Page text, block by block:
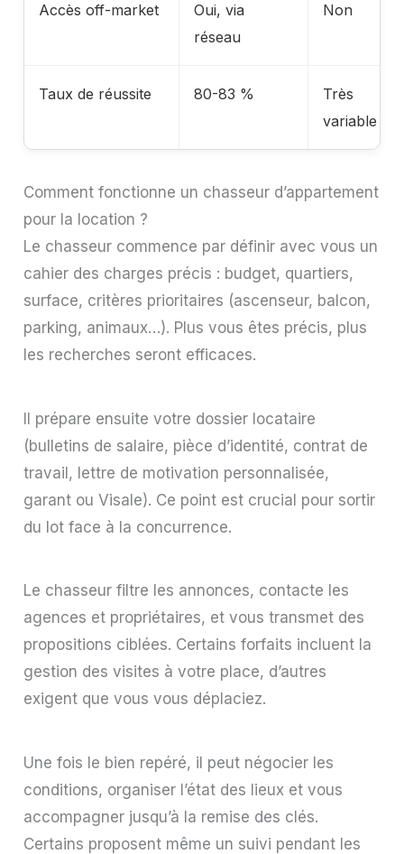
Accès off-market
Oui, via
réseau
Non
Taux de réussite 80-83 %
Très
variable
Comment fonctionne un chasseur d’appartement
pour la location ?
Le chasseur commence par définir avec vous un
cahier des charges précis : budget, quartiers,
surface, critères prioritaires (ascenseur, balcon,
parking, animaux…). Plus vous êtes précis, plus
les recherches seront efficaces.
Il prépare ensuite votre dossier locataire
(bulletins de salaire, pièce d’identité, contrat de
travail, lettre de motivation personnalisée,
garant ou Visale). Ce point est crucial pour sortir
du lot face à la concurrence.
Le chasseur filtre les annonces, contacte les
agences et propriétaires, et vous transmet des
propositions ciblées. Certains forfaits incluent la
gestion des visites à votre place, d’autres
exigent que vous vous déplaciez.
Une fois le bien repéré, il peut négocier les
conditions, organiser l’état des lieux et vous
accompagner jusqu’à la remise des clés.
Certains proposent même un suivi pendant les